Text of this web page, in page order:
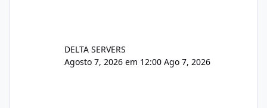
DELTA SERVERS
Agosto 7, 2026 em 12:00 Ago 7, 2026